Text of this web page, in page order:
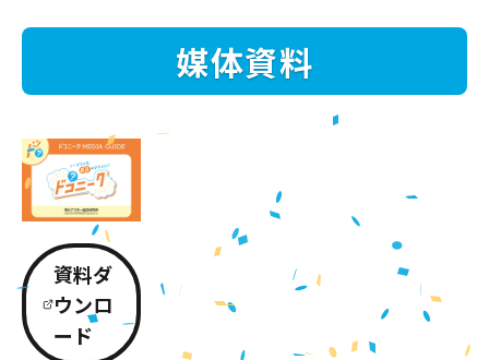
媒体資料
資料ダ
ウンロ
ード